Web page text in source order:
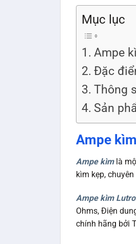
Mục lục
Ampe
Đặc
Thông
Sản
Ampe
Ampe kìmlà
kìm kẹp,
Ampe kìm
Ohms, Điện
chính hãng bởi